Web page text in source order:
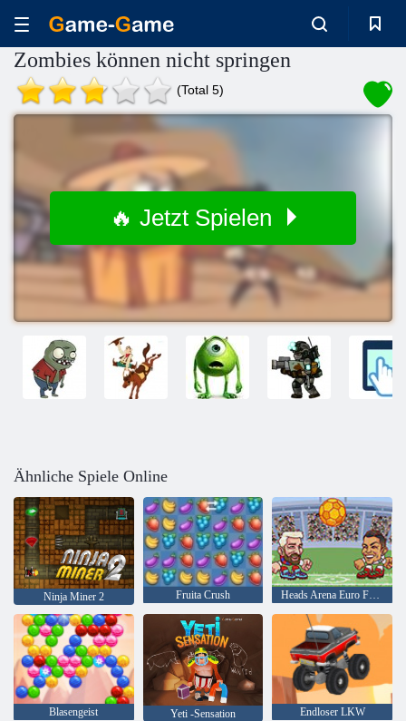
Zombies können nicht springen
(Total 5)
🔥 Jetzt Spielen
Ähnliche Spiele Online
Ninja Miner 2 Fruita Crush Heads Arena Euro Fußball
Blasengeist Yeti -Sensation Endloser LKW